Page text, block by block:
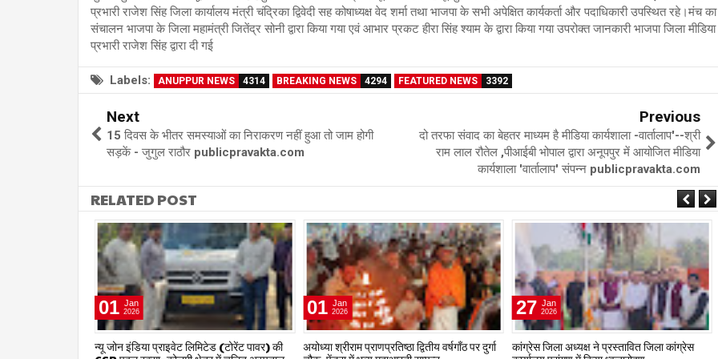
प्रभारी राजेश सिंह जिला कार्यालय मंत्री चंद्रिका द्विवेदी सह कोषाध्यक्ष वेद शर्मा तथा भाजपा के सभी अपेक्षित कार्यकर्ता और पदाधिकारी उपस्थित रहे।मंच का
संचालन भाजपा के जिला महामंत्री जितेंद्र सोनी द्वारा किया गया एवं आभार प्रकट हीरा सिंह श्याम के द्वारा किया गया उपरोक्त जानकारी भाजपा जिला मीडिया
प्रभारी राजेश सिंह द्वारा दी गई
Labels: ANUPPUR NEWS 4314 BREAKING NEWS 4294 FEATURED NEWS 3392
Next
15 दिवस के भीतर समस्याओं का निराकरण नहीं हुआ तो जाम होगी
सड़कें - जुगुल राठौर publicpravakta.com
Previous
दो तरफा संवाद का बेहतर माध्यम है मीडिया कार्यशाला -वार्तालाप'--श्री
राम लाल रौतेल ,पीआईबी भोपाल द्वारा अनूपपुर में आयोजित मीडिया
कार्यशाला 'वार्तालाप' संपन्न publicpravakta.com
RELATED POST
01 Jan
2026
न्यू जोन इंडिया प्राइवेट लिमिटेड (टोरेंट पावर) की
01 Jan
2026
अयोध्या श्रीराम प्राणप्रतिष्ठा द्वितीय वर्षगाँठ पर दुर्गा
27 Jan
2026
कांग्रेस जिला अध्यक्ष ने प्रस्तावित जिला कांग्रेस